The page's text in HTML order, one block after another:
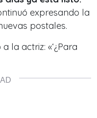
expresando la
postales.
la actriz: «‘¿Para